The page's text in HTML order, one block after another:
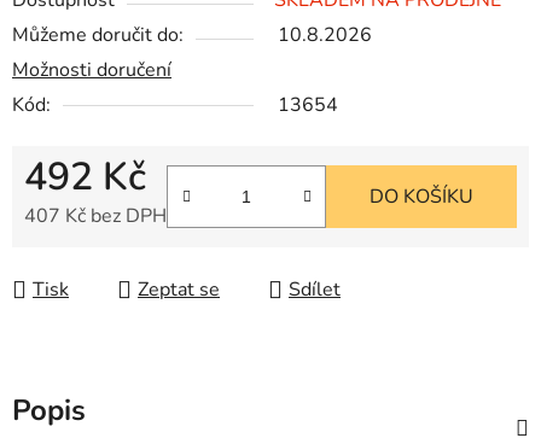
Můžeme doručit do:
10.8.2026
Možnosti doručení
Kód:
13654
492 Kč
407 Kč bez DPH
DO KOŠÍKU
Tisk Zeptat se Sdílet
Popis